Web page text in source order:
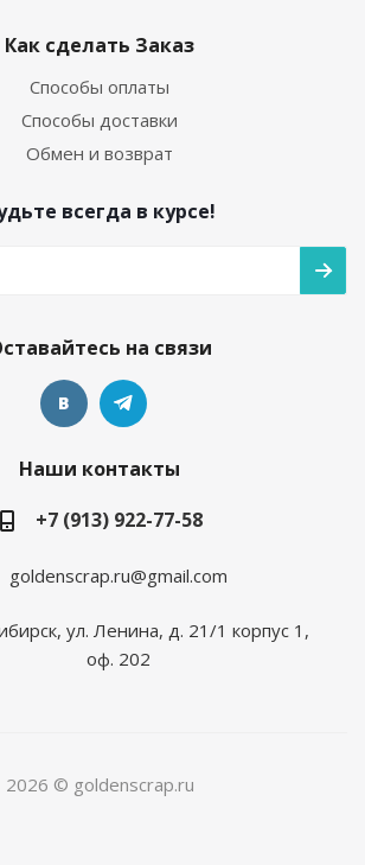
Как сделать Заказ
Способы оплаты
Способы доставки
Обмен и возврат
всегда в курсе!
на связи
Наши контакты
+7 (913) 922-77-58
goldenscrap.ru@gmail.com
ул. Ленина, д. 21/1 корпус 1,
оф. 202
2026 © goldenscrap.ru